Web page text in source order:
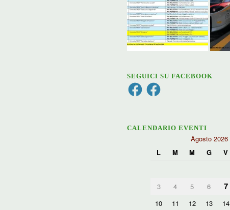
SEGUICI SU FACEBOOK
FacebookFacebook
CALENDARIO EVENTI
Agosto 2026
L
M M G V
3
4 5 6 7
10
11 12 13 14